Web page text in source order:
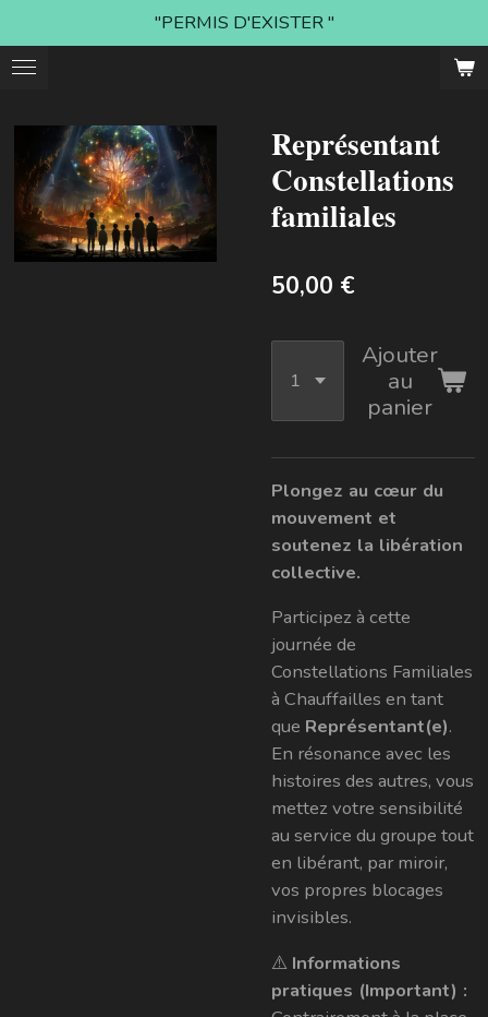
au
contenu
"PERMIS D'EXISTER "
Représentant
Constellations
familiales
50,00 €
Ajouter
au
panier
Plongez au cœur du
mouvement et
soutenez la libération
collective.
Participez à cette
journée de
Constellations Familiales
à Chauffailles en tant
que Représentant(e).
En résonance avec les
histoires des autres, vous
mettez votre sensibilité
au service du groupe tout
en libérant, par miroir,
vos propres blocages
invisibles.
⚠️ Informations
pratiques (Important) :